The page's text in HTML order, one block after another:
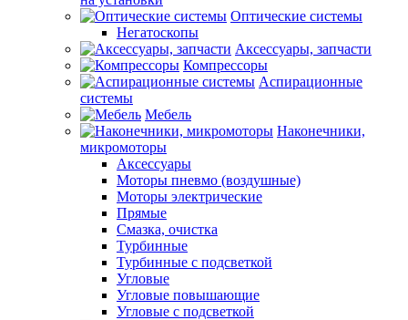
Оптические системы
Негатоскопы
Аксессуары, запчасти
Компрессоры
Аспирационные
системы
Мебель
Наконечники,
микромоторы
Аксессуары
Моторы пневмо (воздушные)
Моторы электрические
Прямые
Смазка, очистка
Турбинные
Турбинные с подсветкой
Угловые
Угловые повышающие
Угловые с подсветкой